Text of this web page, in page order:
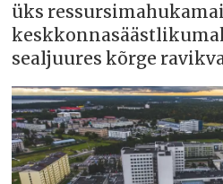
üks
sealjuures kõrge